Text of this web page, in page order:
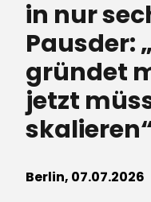
in nur
Pausder:
gründet
jetzt
Berlin, 07.07.2026